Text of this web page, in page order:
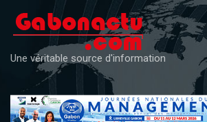
content
Une véritable source d'information